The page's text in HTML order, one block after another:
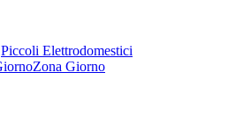
Piccoli Elettrodomestici
Zona Giorno